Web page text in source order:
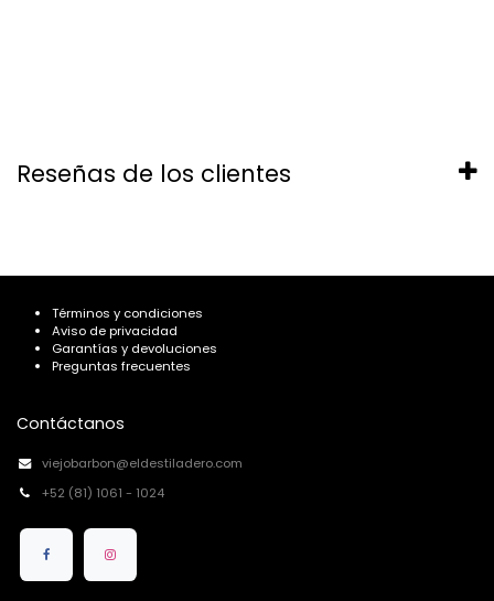
Reseñas de los clientes
Términos y condiciones
Aviso de privacidad
Garantías y devoluciones
Preguntas frecuentes
Contáctanos
viejobarbon@eldestiladero.com
+52 (81) 1061 - 1024